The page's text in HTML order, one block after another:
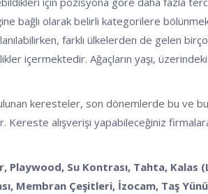
bağlı olarak belirli kategorilere
farklı ülkelerden de gelen
içermektedir. Ağaçların yaşı,
keresteler, son dönemlerde bu ve
Kereste alışverişi yapabileceğiniz
Su Kontrası, Tahta,
Membran Çeşitleri, İzocam, Taş